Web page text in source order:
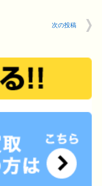
次の投稿